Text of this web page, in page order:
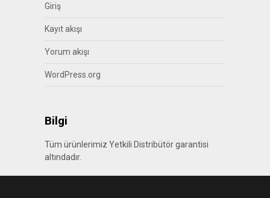
Giriş
Kayıt akışı
Yorum akışı
WordPress.org
Bilgi
Tüm ürünlerimiz Yetkili Distribütör garantisi
altındadır.